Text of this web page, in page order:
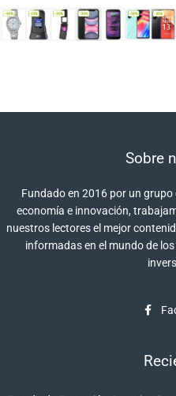
Sobre
Fundado en 2016 por un
economía e innovación,
nuestros lectores el mejor
informadas en el mundo de